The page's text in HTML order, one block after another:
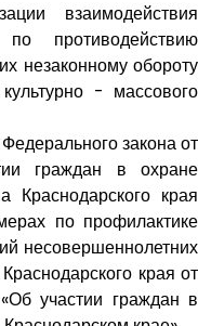
взаимодействия
по противодействию
незаконному обороту
- массового
закона от
граждан в охране
Краснодарского края
по профилактике
несовершеннолетних
края от
участии граждан в